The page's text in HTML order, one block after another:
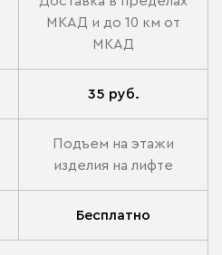
МКАД и до 10 км от
МКАД
35 руб.
Подъем на этажи
изделия на лифте
Бесплатно